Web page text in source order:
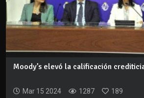
Moody’s elevó la calificación
Mar 15 2024 1287 189